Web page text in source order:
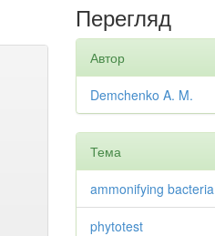
Перегляд
Автор
Demchenko A. M.
Тема
ammonifying bacteria
phytotest